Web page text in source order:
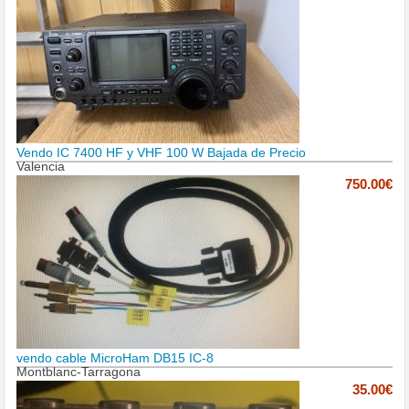
Vendo IC 7400 HF y VHF 100 W Bajada de Precio
Valencia
750.00€
vendo cable MicroHam DB15 IC-8
Montblanc-Tarragona
35.00€